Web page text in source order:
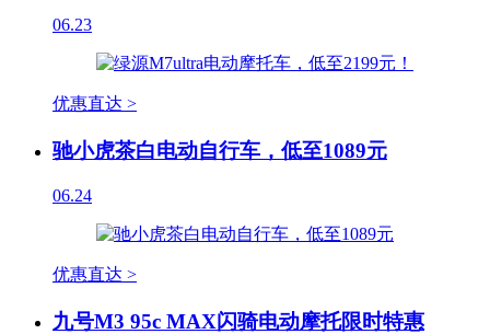
06.23
优惠直达 >
驰小虎茶白电动自行车，低至1089元
06.24
优惠直达 >
九号M3 95c MAX闪骑电动摩托限时特惠